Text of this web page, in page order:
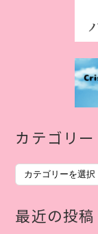
カテゴリー
カ
テ
ゴ
リ
最近の投稿